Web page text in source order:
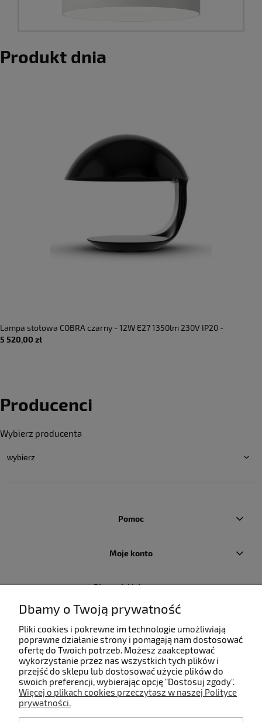
Produkt dnia
Lampa stołowa COBRA czarny - 12W E27 1350lm 230V IP20 -
MARTINELLI LUCE
5 520,00 zł
Producenci
Wybierz producenta
Pomoc
Moje konto
Płatności i dostawa
O nas
Kontakt
Dbamy o Twoją prywatność
Pliki cookies i pokrewne im technologie umożliwiają
poprawne działanie strony i pomagają nam dostosować
ofertę do Twoich potrzeb. Możesz zaakceptować
wykorzystanie przez nas wszystkich tych plików i
przejść do sklepu lub dostosować użycie plików do
swoich preferencji, wybierając opcję "Dostosuj zgody".
Więcej o plikach cookies przeczytasz w naszej Polityce
prywatności.